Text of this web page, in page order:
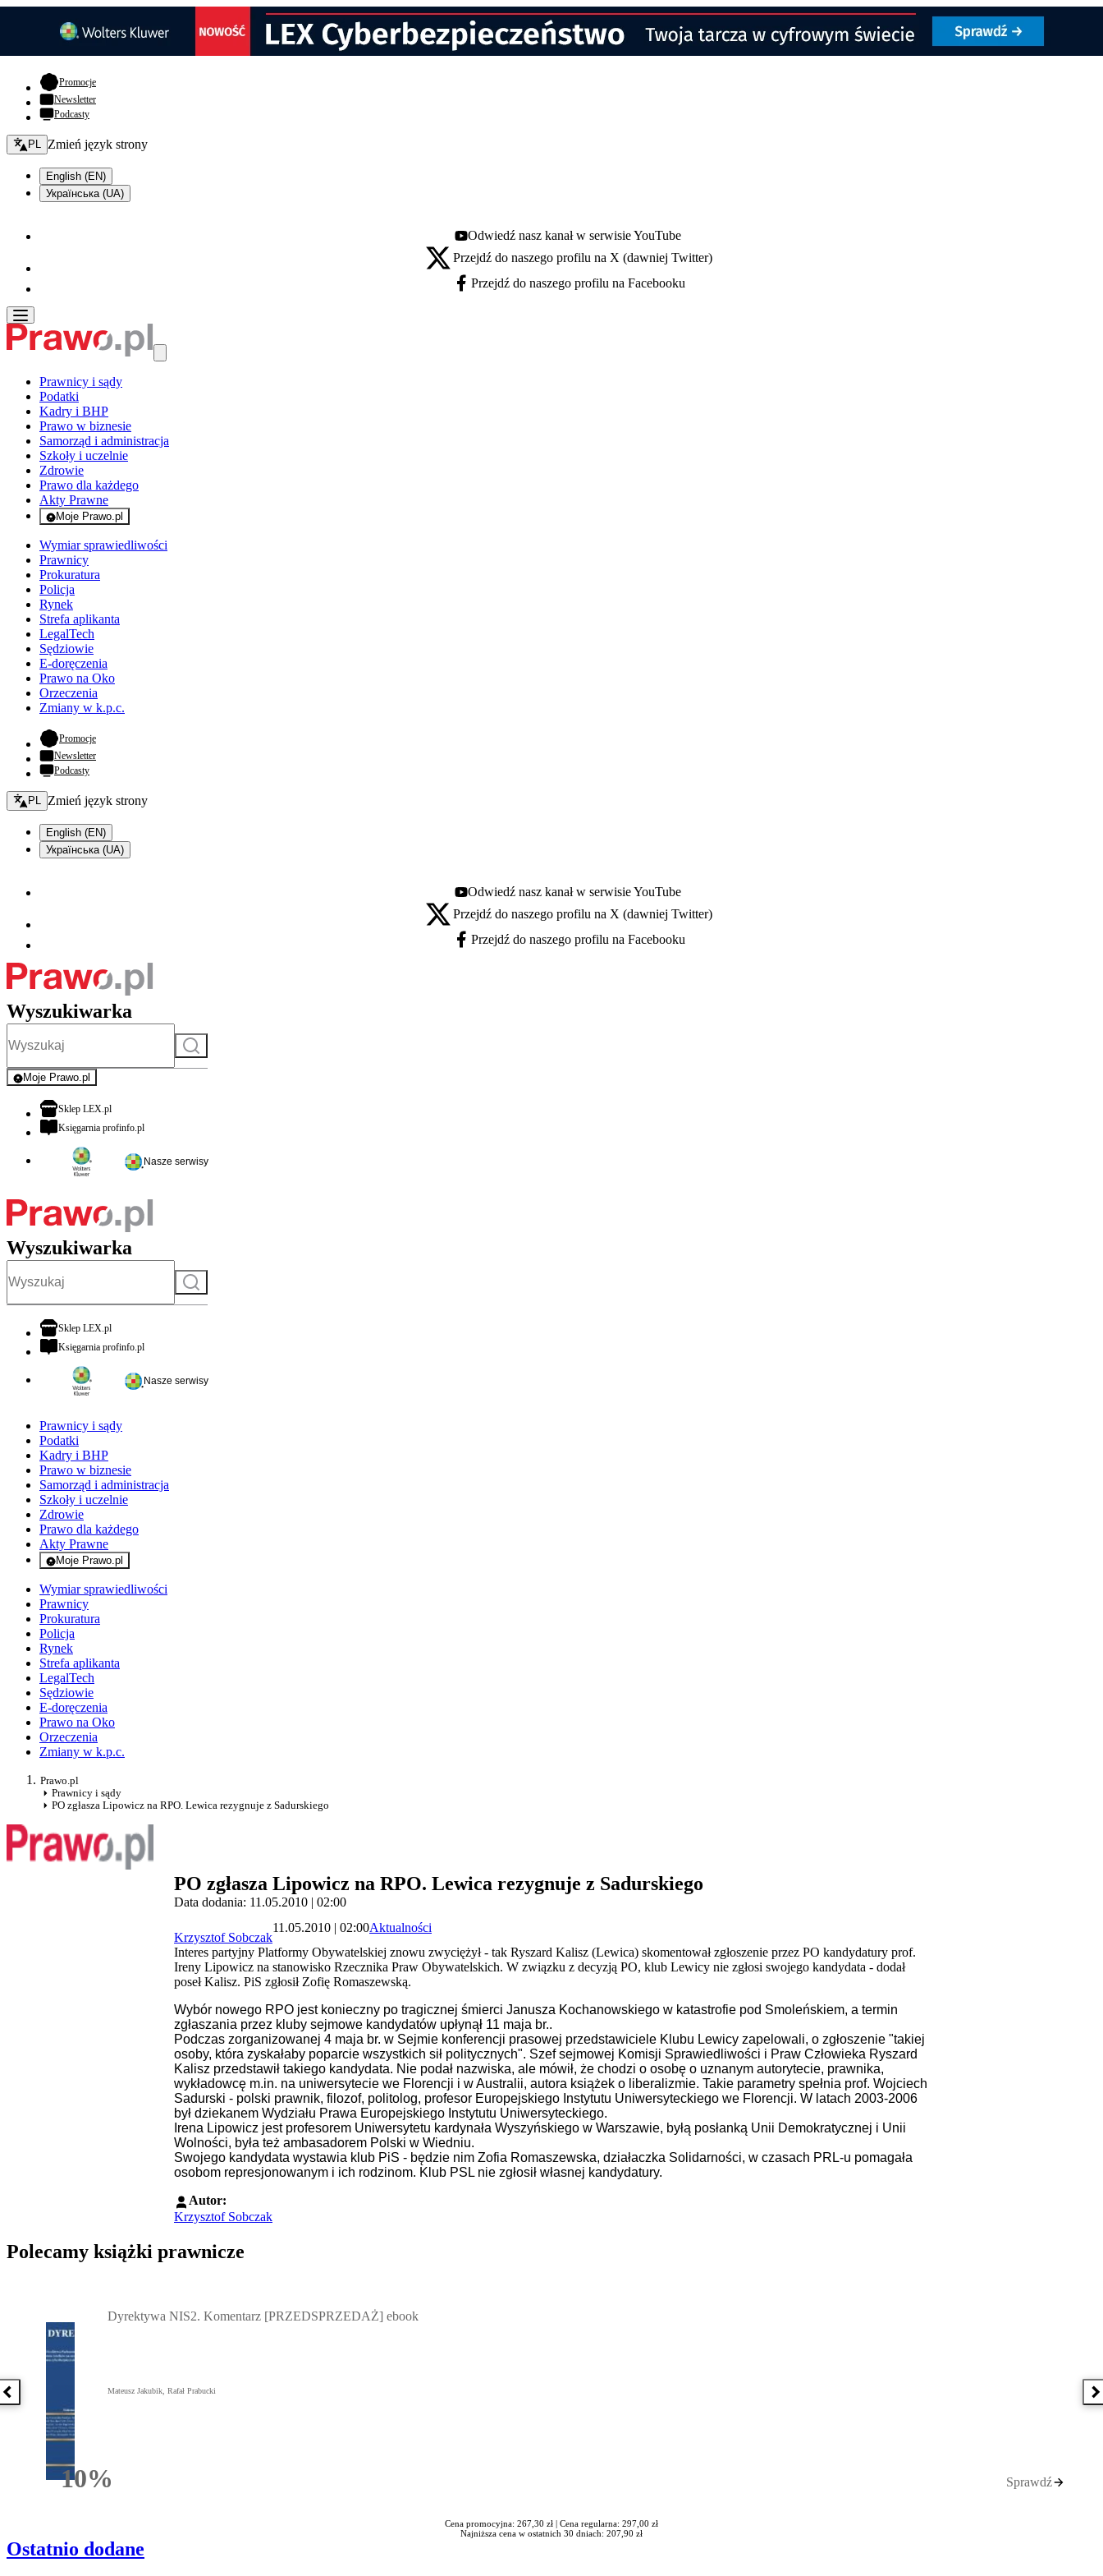
Promocje- otwiera się w nowej karcie
Newsletter
Podcasty
Zmień język - bieżący:
PL Zmień język strony
English (EN)
Українська (UA)
Youtube - otwiera się w nowej karcie
Odwiedź nasz kanał w serwisie YouTube
X - otwiera się w nowej karcie
Przejdź do naszego profilu na X (dawniej Twitter)
Facebook - otwiera się w nowej karcie
Przejdź do naszego profilu na Facebooku
Prawnicy i sądy
Podatki
Kadry i BHP
Prawo w biznesie
Samorząd i administracja
Szkoły i uczelnie
Zdrowie
Prawo dla każdego
Akty Prawne
Moje Prawo.pl
- rejestracja i logowanie do serwisu
Wymiar sprawiedliwości
Prawnicy
Prokuratura
Policja
Rynek
Strefa aplikanta
LegalTech
Sędziowie
E-doręczenia
Prawo na Oko
Orzeczenia
Zmiany w k.p.c.
Promocje- otwiera się w nowej karcie
Newsletter
Podcasty
Zmień język - bieżący:
PL Zmień język strony
English (EN)
Українська (UA)
Youtube - otwiera się w nowej karcie
Odwiedź nasz kanał w serwisie YouTube
X - otwiera się w nowej karcie
Przejdź do naszego profilu na X (dawniej Twitter)
Facebook - otwiera się w nowej karcie
Przejdź do naszego profilu na Facebooku
Wyszukiwarka
Szukaj
Moje Prawo.pl
- rejestracja i logowanie do serwisu
Sklep LEX.plotwiera się w nowej karcie
Księgarnia profinfo.plotwiera się w nowej karcie
Nasze serwisy
Wyszukiwarka
Szukaj
Sklep LEX.plotwiera się w nowej karcie
Księgarnia profinfo.plotwiera się w nowej karcie
Nasze serwisy
Prawnicy i sądy
Podatki
Kadry i BHP
Prawo w biznesie
Samorząd i administracja
Szkoły i uczelnie
Zdrowie
Prawo dla każdego
Akty Prawne
Moje Prawo.pl
- rejestracja i logowanie do serwisu
Wymiar sprawiedliwości
Prawnicy
Prokuratura
Policja
Rynek
Strefa aplikanta
LegalTech
Sędziowie
E-doręczenia
Prawo na Oko
Orzeczenia
Zmiany w k.p.c.
Prawo.pl
Prawnicy i sądy
PO zgłasza Lipowicz na RPO. Lewica rezygnuje z Sadurskiego
PO zgłasza Lipowicz na RPO. Lewica rezygnuje z Sadurskiego
Data dodania: 11.05.2010 | 02:00
Krzysztof Sobczak
11.05.2010 | 02:00Aktualności
Interes partyjny Platformy Obywatelskiej znowu zwyciężył - tak Ryszard Kalisz (Lewica) skomentował zgłoszenie przez PO kandydatury prof.
Ireny Lipowicz na stanowisko Rzecznika Praw Obywatelskich. W związku z decyzją PO, klub Lewicy nie zgłosi swojego kandydata - dodał
poseł Kalisz. PiS zgłosił Zofię Romaszewską.
Wybór nowego RPO jest konieczny po tragicznej śmierci Janusza Kochanowskiego w katastrofie pod Smoleńskiem, a termin
zgłaszania przez kluby sejmowe kandydatów upłynął 11 maja br..
Podczas zorganizowanej 4 maja br. w Sejmie konferencji prasowej przedstawiciele Klubu Lewicy zapelowali, o zgłoszenie "takiej
osoby, która zyskałaby poparcie wszystkich sił politycznych". Szef sejmowej Komisji Sprawiedliwości i Praw Człowieka Ryszard
Kalisz przedstawił takiego kandydata. Nie podał nazwiska, ale mówił, że chodzi o osobę o uznanym autorytecie, prawnika,
wykładowcę m.in. na uniwersytecie we Florencji i w Australii, autora książek o liberalizmie. Takie parametry spełnia prof. Wojciech
Sadurski - polski prawnik, filozof, politolog, profesor Europejskiego Instytutu Uniwersyteckiego we Florencji. W latach 2003-2006
był dziekanem Wydziału Prawa Europejskiego Instytutu Uniwersyteckiego.
Irena Lipowicz jest profesorem Uniwersytetu kardynała Wyszyńskiego w Warszawie, byłą posłanką Unii Demokratycznej i Unii
Wolności, była też ambasadorem Polski w Wiedniu.
Swojego kandydata wystawia klub PiS - będzie nim Zofia Romaszewska, działaczka Solidarności, w czasach PRL-u pomagała
osobom represjonowanym i ich rodzinom. Klub PSL nie zgłosił własnej kandydatury.
Autor:
Krzysztof Sobczak
Polecamy książki prawnicze
Poprzednia książka
10%Rabatu
Dyrektywa NIS2. Komentarz [PRZEDSPRZEDAŻ] ebook
Mateusz Jakubik, Rafał Prabucki
Sprawdź
Cena promocyjna: 267,30 zł | Cena regularna: 297,00 zł
Najniższa cena w ostatnich 30 dniach: 207,90 zł
Ostatnio dodane